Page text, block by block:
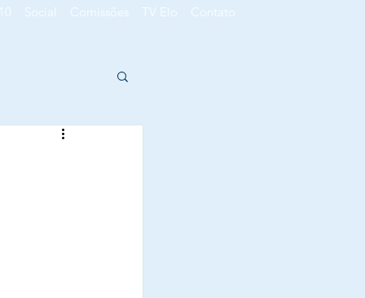
Social Comissões TV Elo Contato